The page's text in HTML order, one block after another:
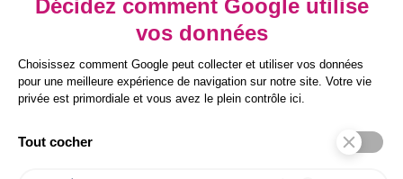
Outils & Innovation RH
Les indicateurs RH : des outils à